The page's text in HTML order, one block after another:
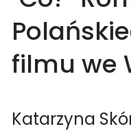
filmu we
Katarzyna